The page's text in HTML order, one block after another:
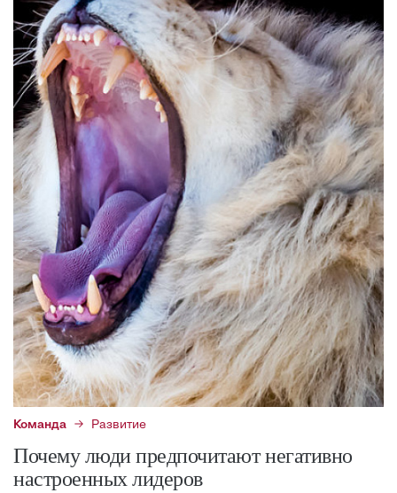
Команда Развитие
Почему люди предпочитают негативно
настроенных лидеров